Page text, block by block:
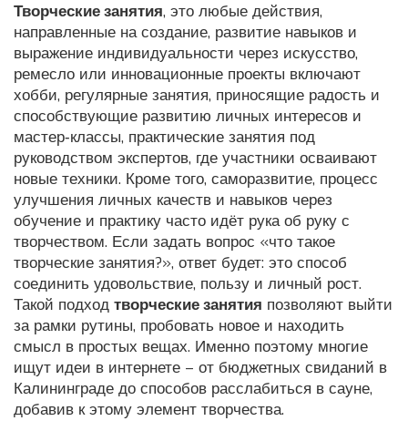
Творческие занятия, это любые действия,
направленные на создание, развитие навыков и
выражение индивидуальности через искусство,
ремесло или инновационные проекты включают
хобби, регулярные занятия, приносящие радость и
способствующие развитию личных интересов и
мастер‑классы, практические занятия под
руководством экспертов, где участники осваивают
новые техники. Кроме того, саморазвитие, процесс
улучшения личных качеств и навыков через
обучение и практику часто идёт рука об руку с
творчеством. Если задать вопрос «что такое
творческие занятия?», ответ будет: это способ
соединить удовольствие, пользу и личный рост.
Такой подход творческие занятия позволяют выйти
за рамки рутины, пробовать новое и находить
смысл в простых вещах. Именно поэтому многие
ищут идеи в интернете – от бюджетных свиданий в
Калининграде до способов расслабиться в сауне,
добавив к этому элемент творчества.